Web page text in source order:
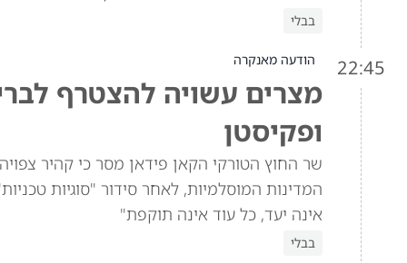
בבלי
22:45 הודעה מאנקרה
מצרים עשויה להצטרף
ופקיסטן
שר החוץ הטורקי הקאן פידאן מסר כי קהיר
אינה יעד, כל עוד אינה תוקפת"
בבלי